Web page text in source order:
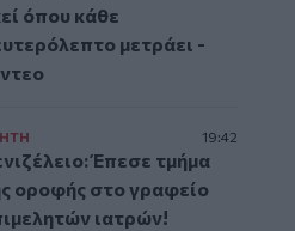
όπου κάθε
μετράει -
19:42
Έπεσε τμήμα
οροφής στο γραφείο
ιατρών!